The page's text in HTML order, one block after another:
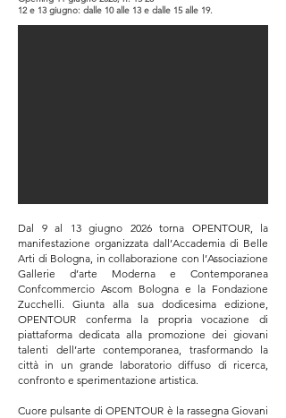
12 e 13 giugno: dalle 10 alle 13 e dalle 15 alle 19.
Dal 9 al 13 giugno 2026 torna OPENTOUR, la
manifestazione organizzata dall’Accademia di Belle
Arti di Bologna, in collaborazione con l’Associazione
Gallerie d’arte Moderna e Contemporanea
Confcommercio Ascom Bologna e la Fondazione
Zucchelli. Giunta alla sua dodicesima edizione,
OPENTOUR conferma la propria vocazione di
piattaforma dedicata alla promozione dei giovani
talenti dell’arte contemporanea, trasformando la
città in un grande laboratorio diffuso di ricerca,
confronto e sperimentazione artistica.
Cuore pulsante di OPENTOUR è la rassegna Giovani